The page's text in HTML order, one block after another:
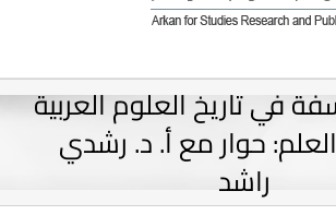
في تاريخ العلوم العربية
حوار مع أ. د. رشدي
راشد